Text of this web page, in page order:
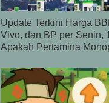
Update Terkini Harga
Vivo, dan BP per Senin,
Apakah Pertamina